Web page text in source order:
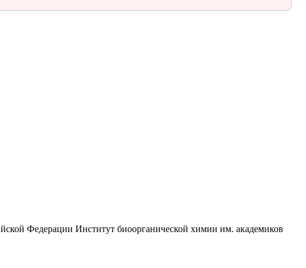
Федерации Институт биоорганической химии им. академиков